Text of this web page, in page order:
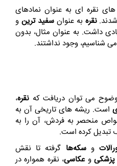
نقره‌ ای به عنوان نمادهای
نقره به عنوانسفید ترین و
داشت. به عنوان مثال، بدون
می‌ شناسیم، وجود نداشتند.
می‌ توان دریافت که نقره،
است. ریشه‌ های تاریخی آن به
منحصر به‌ فردش، آن را به
تبدیل کرده است.
وسکه‌ها گرفته تا نقش
پزشکیوعکاسی، نقره همواره در